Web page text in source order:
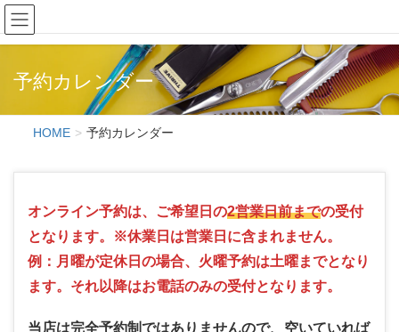
予約カレンダー
HOME 予約カレンダー
オンライン予約は、ご希望日の2営業日前までの受付
となります。※休業日は営業日に含まれません。
例：月曜が定休日の場合、火曜予約は土曜までとなり
ます。それ以降はお電話のみの受付となります。
当店は完全予約制ではありませんので、空いていれば